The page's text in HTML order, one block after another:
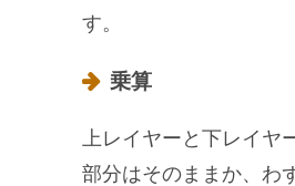
す。
乗算
上レイヤーと下レイ
部分はそのままか、わ